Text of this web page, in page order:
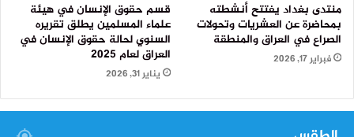
منتدى بغداد يفتتح أنشطته
بمحاضرة عن العشريات وتحولات
الصراع في العراق والمنطقة
فبراير 17, 2026
قسم حقوق الإنسان في هيئة
علماء المسلمين يطلق تقريره
السنوي لحالة حقوق الإنسان في
العراق لعام 2025
يناير 31, 2026